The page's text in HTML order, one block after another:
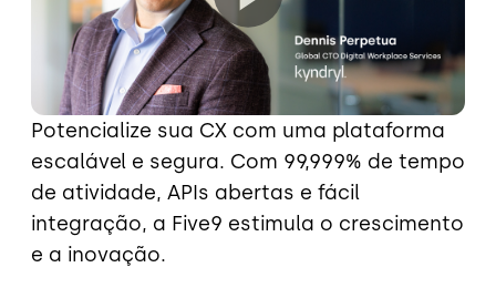
Potencialize sua CX com uma plataforma
escalável e segura. Com 99,999% de tempo
de atividade, APIs abertas e fácil
integração, a Five9 estimula o crescimento
e a inovação.